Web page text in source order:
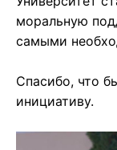
моральную
самыми
Спасибо, что
инициативу.